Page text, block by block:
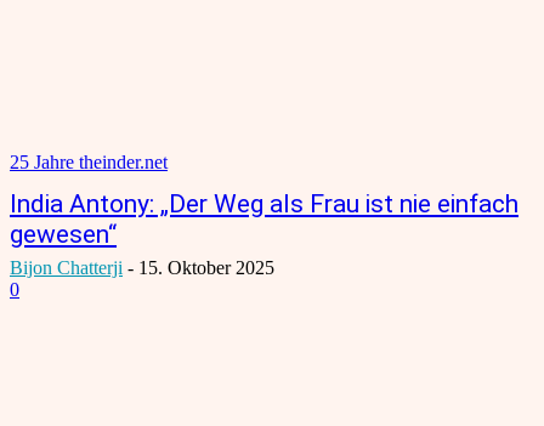
25 Jahre theinder.net
India Antony: „Der Weg als Frau ist nie einfach
gewesen“
Bijon Chatterji - 15. Oktober 2025
0